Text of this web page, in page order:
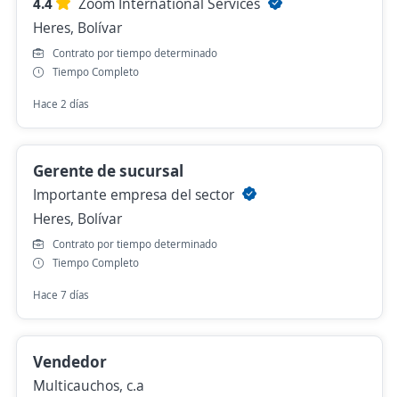
Heres, Bolívar
Contrato por tiempo determinado
Tiempo Completo
Hace 2 días
Gerente de sucursal
Importante empresa del sector
Heres, Bolívar
Contrato por tiempo determinado
Tiempo Completo
Hace 7 días
Vendedor
Multicauchos, c.a